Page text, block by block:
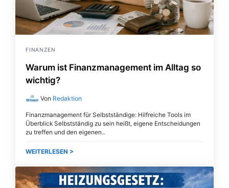
FINANZEN
Warum ist Finanzmanagement im Alltag so
wichtig?
Von Redaktion
Finanzmanagement für Selbstständige: Hilfreiche Tools im
Überblick Selbstständig zu sein heißt, eigene Entscheidungen
zu treffen und den eigenen
WEITERLESEN >